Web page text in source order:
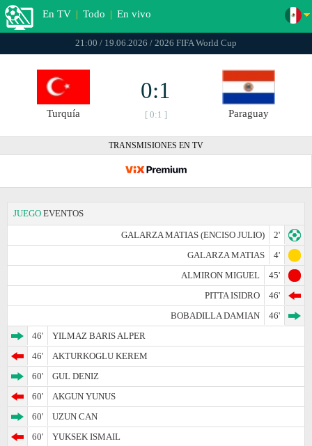
En TV | Todo | En vivo
21:00 / 19.06.2026 / 2026 FIFA World Cup
Turquía
0:1
[ 0:1 ] Paraguay
TRANSMISIONES EN TV
JUEGO EVENTOS
GALARZA MATIAS (ENCISO JULIO)
2'
GALARZA MATIAS
4'
ALMIRON MIGUEL
45'
PITTA ISIDRO
46'
BOBADILLA DAMIAN
46'
46'
YILMAZ BARIS ALPER
46'
AKTURKOGLU KEREM
60'
GUL DENIZ
60'
AKGUN YUNUS
60'
UZUN CAN
60'
YUKSEK ISMAIL